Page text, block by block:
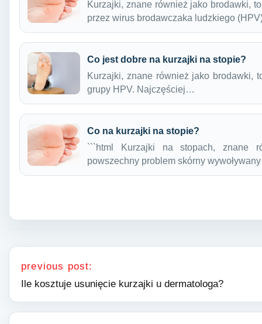
Kurzajki, znane również jako brodawki,
przez wirus brodawczaka ludzkiego
Co jest dobre na kurzajki na stopie?
Kurzajki, znane również jako brodawki,
grupy HPV. Najczęściej…
Co na kurzajki na stopie?
```html Kurzajki na stopach, znane
powszechny problem skórny
Nawigacja wpisu
previous post:
Ile kosztuje usunięcie kurzajki u dermatologa?